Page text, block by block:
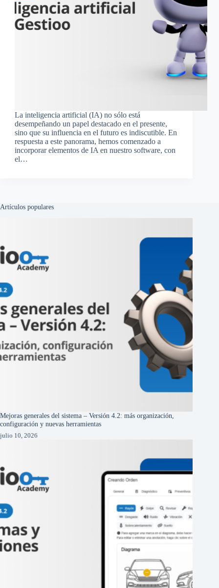
La inteligencia artificial (IA) no sólo está
desempeñando un papel destacado en el presente,
sino que su influencia en el futuro es indiscutible. En
respuesta a este panorama, hemos comenzado a
incorporar elementos de IA en nuestro software, con
el…
Artículos populares
Mejoras generales del sistema – Versión 4.2: más organización,
configuración y nuevas herramientas
julio 10, 2026